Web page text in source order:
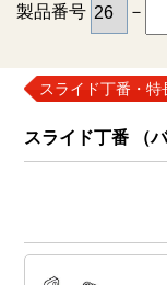
製品番号 －
スライド丁番・特
スライド丁番 （